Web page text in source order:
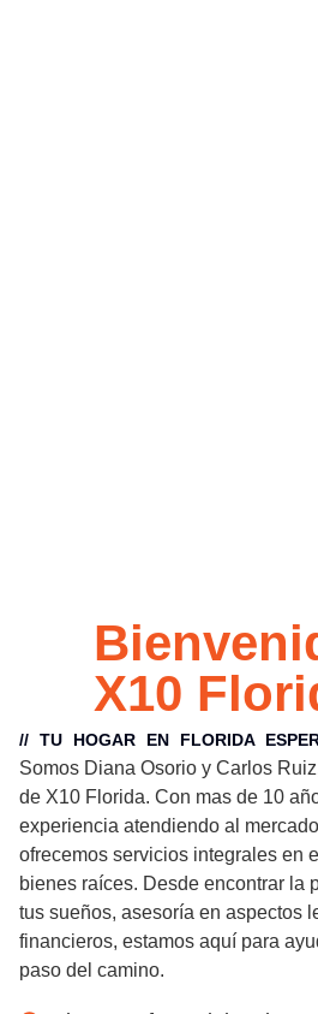
X10
// TU HOGAR EN FLORIDA
Somos Diana Osorio y Carlos
de X10 Florida. Con mas de 10
experiencia atendiendo al
ofrecemos servicios integrales en
bienes raíces. Desde encontrar la
tus sueños, asesoría en aspectos
financieros, estamos aquí para
paso del camino.